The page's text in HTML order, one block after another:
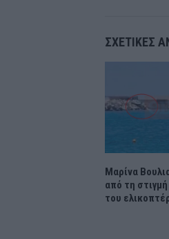
ΣΧΕΤΙΚΈΣ
Μαρίνα
από τη
του